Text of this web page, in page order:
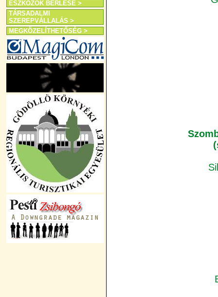
ESZKÖZÖK BÉRLÉSE >
TÁRSADALMI
SZEREPVÁLLALÁS >
MEGKÖZELÍTHETŐSÉG >